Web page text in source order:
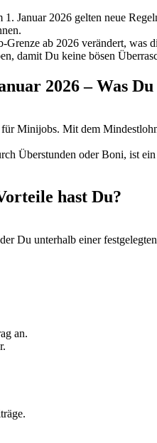
Januar 2026 gelten neue
ab 2026 verändert,
damit Du keine bösen
2026 – Was Du
Minijobs. Mit dem
Überstunden oder Boni, ist
hast Du?
Du unterhalb einer
an.